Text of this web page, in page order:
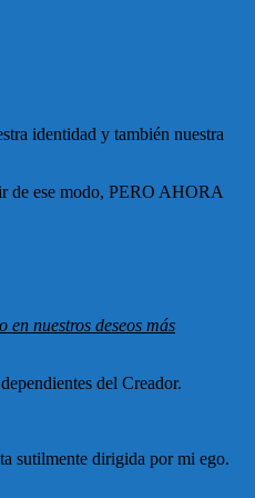
identidad y también nuestra
de ese modo, PERO AHORA
nuestros deseos más
del Creador.
sutilmente dirigida por mi ego.